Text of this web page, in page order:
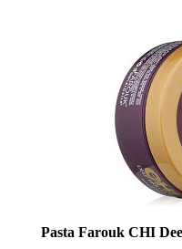
Pasta Farouk CHI